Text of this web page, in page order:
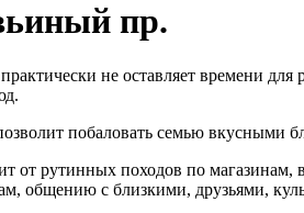
пр.
не оставляет времени
побаловать семью вкусными
от рутинных походов по
общению с близкими, друзьями,